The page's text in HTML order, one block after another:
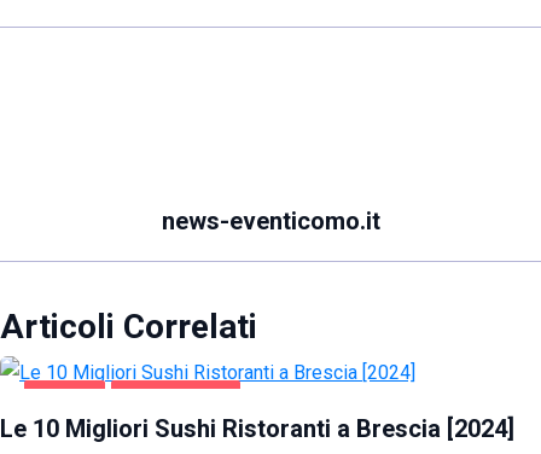
news-eventicomo.it
Articoli Correlati
Le 10 Migliori Sushi Ristoranti a Brescia [2024]